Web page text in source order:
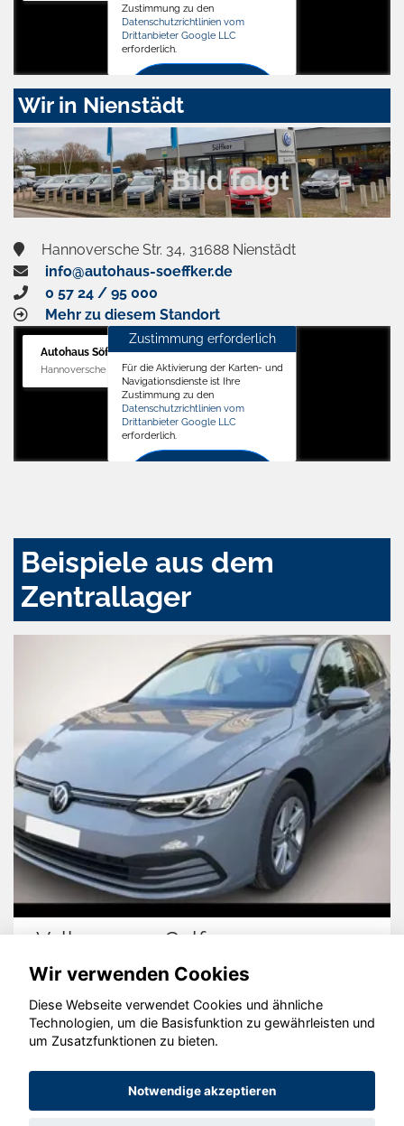
Zustimmung zu den
Datenschutzrichtlinien vom
Drittanbieter Google LLC
erforderlich.
Zustimmen
aktivieren
Wir in Nienstädt
Hannoversche Str. 34, 31688 Nienstädt
info@autohaus-soeffker.de
0 57 24 / 95 000
Mehr zu diesem Standort
Autohaus Söffker GmbH
Hannoversche Str. 34, 31688 Nienstädt
Zustimmung erforderlich
Für die Aktivierung der Karten- und
Navigationsdienste ist Ihre
Zustimmung zu den
Datenschutzrichtlinien vom
Drittanbieter Google LLC
erforderlich.
Beispiele aus dem
Zentrallager
Volkswagen Golf
© konjunkturmotor.de GmbH 2020 - 2026
Wir verwenden Cookies
Diese Webseite verwendet Cookies und ähnliche
Technologien, um die Basisfunktion zu gewährleisten und
um Zusatzfunktionen zu bieten.
Notwendige akzeptieren